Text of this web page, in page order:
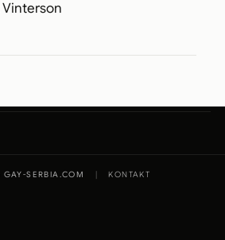
SERBIA.COM | KONTAKT